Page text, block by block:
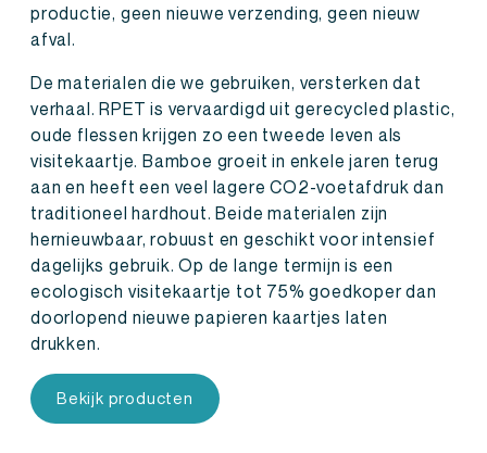
productie, geen nieuwe verzending, geen nieuw
afval.
De materialen die we gebruiken, versterken dat
verhaal. RPET is vervaardigd uit gerecycled plastic,
oude flessen krijgen zo een tweede leven als
visitekaartje. Bamboe groeit in enkele jaren terug
aan en heeft een veel lagere CO2-voetafdruk dan
traditioneel hardhout. Beide materialen zijn
hernieuwbaar, robuust en geschikt voor intensief
dagelijks gebruik. Op de lange termijn is een
ecologisch visitekaartje tot 75% goedkoper dan
doorlopend nieuwe papieren kaartjes laten
drukken.
Bekijk producten